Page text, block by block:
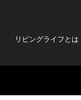
リビングライフとは